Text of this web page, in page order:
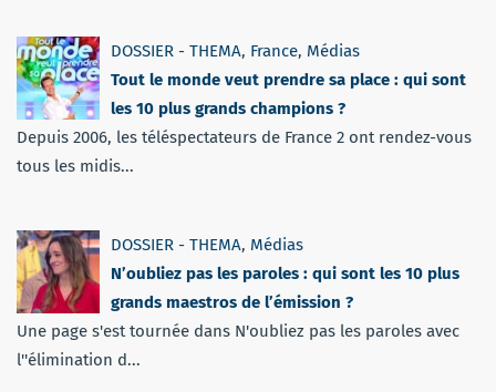
DOSSIER - THEMA, France, Médias
Tout le monde veut prendre sa place : qui sont
les 10 plus grands champions ?
Depuis 2006, les téléspectateurs de France 2 ont rendez-vous
tous les midis...
DOSSIER - THEMA, Médias
N’oubliez pas les paroles : qui sont les 10 plus
grands maestros de l’émission ?
Une page s'est tournée dans N'oubliez pas les paroles avec
l''élimination d...